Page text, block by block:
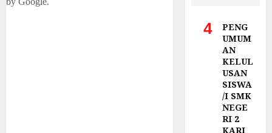
4
PENG
UMUM
AN
KELUL
USAN
SISWA
/I SMK
NEGE
RI 2
KARI